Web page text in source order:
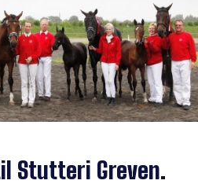
Stutteri Greven.